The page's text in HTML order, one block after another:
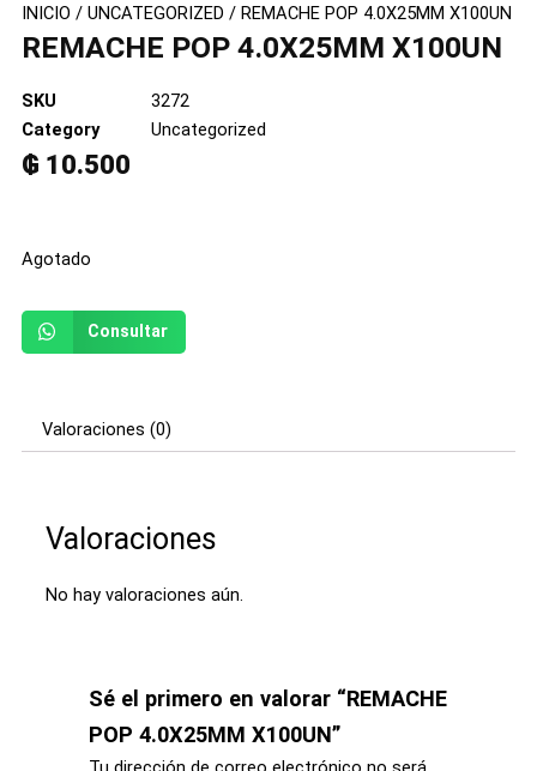
INICIO / UNCATEGORIZED / REMACHE POP 4.0X25MM X100UN
REMACHE POP 4.0X25MM X100UN
SKU
3272
Category
Uncategorized
₲ 10.500
Agotado
Consultar
Valoraciones (0)
Valoraciones
No hay valoraciones aún.
Sé el primero en valorar “REMACHE
POP 4.0X25MM X100UN”